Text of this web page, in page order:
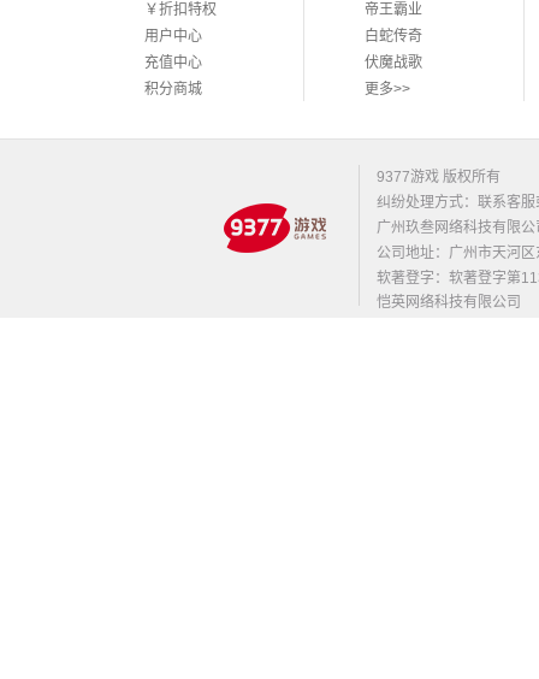
￥折扣特权
用户中心
充值中心
积分商城
帝王霸业
白蛇传奇
伏魔战歌
更多>>
9377游戏 版权所有
纠纷处理方式：联系客服
广州玖叁网络科技有限
公司地址：广州市天河
软著登字：软著登字第
恺英网络科技有限公司